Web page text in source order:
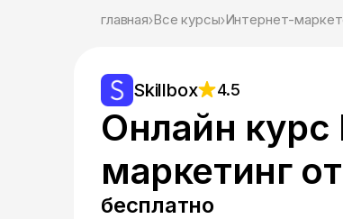
главная Все курсы Интернет-
Skillbox 4.5
Онлайн курс
маркетинг
бесплатно